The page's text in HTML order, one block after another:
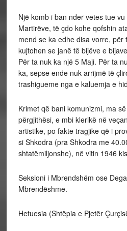
Një komb i ban nder vetes tue
Martirëve, të çdo kohe qofshin
mend se ka edhe disa vorre, për
kujtohen se janë të bijëve e
Për ta nuk ka një 5 Maji. Për ta
ka, sepse ende nuk arrijmë të
trashigueme nga e kaluemja e
Krimet që bani komunizmi, ma
përgjithësi, e mbi klerikë në
artistike, po fakte tragjike që i
si Shkodra (pra Shkodra me
shtatëmiljonshe), në vitin 1946
Seksioni i Mbrendshëm ose
Mbrendëshme.
Hetuesia (Shtëpia e Pjetër